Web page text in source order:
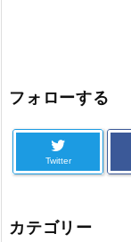
フォローする
Twitter
カテゴリー